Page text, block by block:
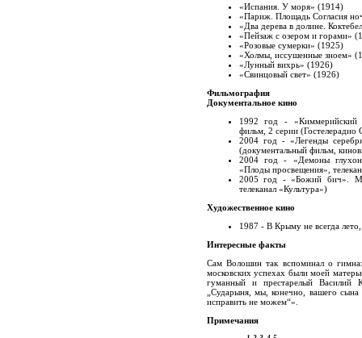
«Испания. У моря» (1914)
«Париж. Площадь Согласия
«Два дерева в долине.
«Пейзаж с озером и горами»
«Розовые сумерки» (1925)
«Холмы, иссушенные зноем»
«Лунный вихрь» (1926)
«Свинцовый свет» (1926)
Фильмография
Документальное кино
1992 год - «Киммерийский
фильм, 2 серии (Гостелерадио
2004 год - «Легенды
(документальный фильм,
2004 год - «Демоны
«Плоды просвещения»,
2005 год - «Божий бич».
телеканал «Культура»)
Художественное кино
1987 - В Крыму не всегда
Интересные факты
Сам Волошин так вспоминал о
московских успехах были моей
гуманный и престарелый Василий
„Сударыня, мы, конечно, вашего
исправить не можем“».
Примечания